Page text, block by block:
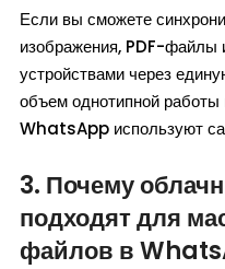
Если вы сможете
изображения, PDF-файлы
устройствами через
объем однотипной работы
WhatsApp используют
3. Почему
подходят для
файлов в